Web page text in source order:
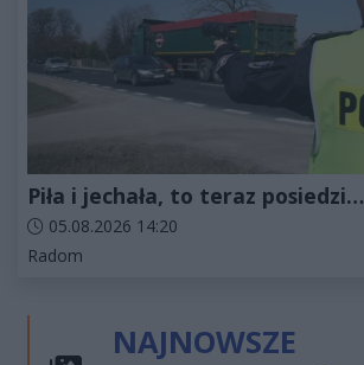
Piła i jechała, to teraz posiedzi…
Data dodania artykułu:
05.08.2026 14:20
Kategorie artykułu:
Radom
NAJNOWSZE